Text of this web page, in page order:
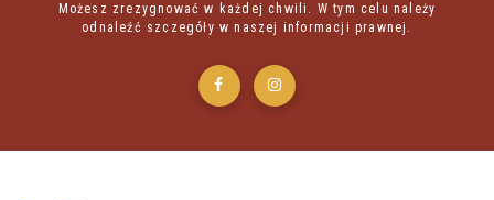
Możesz zrezygnować w każdej chwili. W tym celu należy
odnaleźć szczegóły w naszej informacji prawnej.